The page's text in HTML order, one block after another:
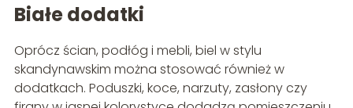
Białe dodatki
Oprócz ścian, podłóg i mebli, biel w stylu
skandynawskim można stosować również w
dodatkach. Poduszki, koce, narzuty, zasłony czy